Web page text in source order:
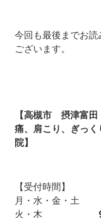
今回も最後までお読
ございます。
【高槻市 摂津富
痛、肩こり、ぎっ
院】
【受付時間】
月・水・金・土
火・木
9